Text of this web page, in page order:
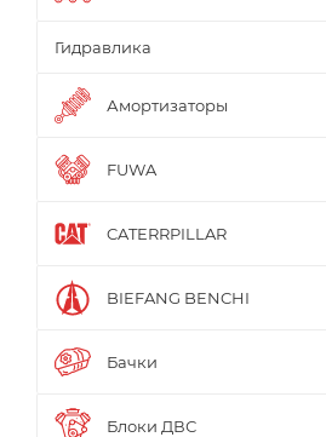
Гидравлика
Амортизаторы
FUWA
CATERRPILLAR
BIEFANG BENCHI
Бачки
Блоки ДВС